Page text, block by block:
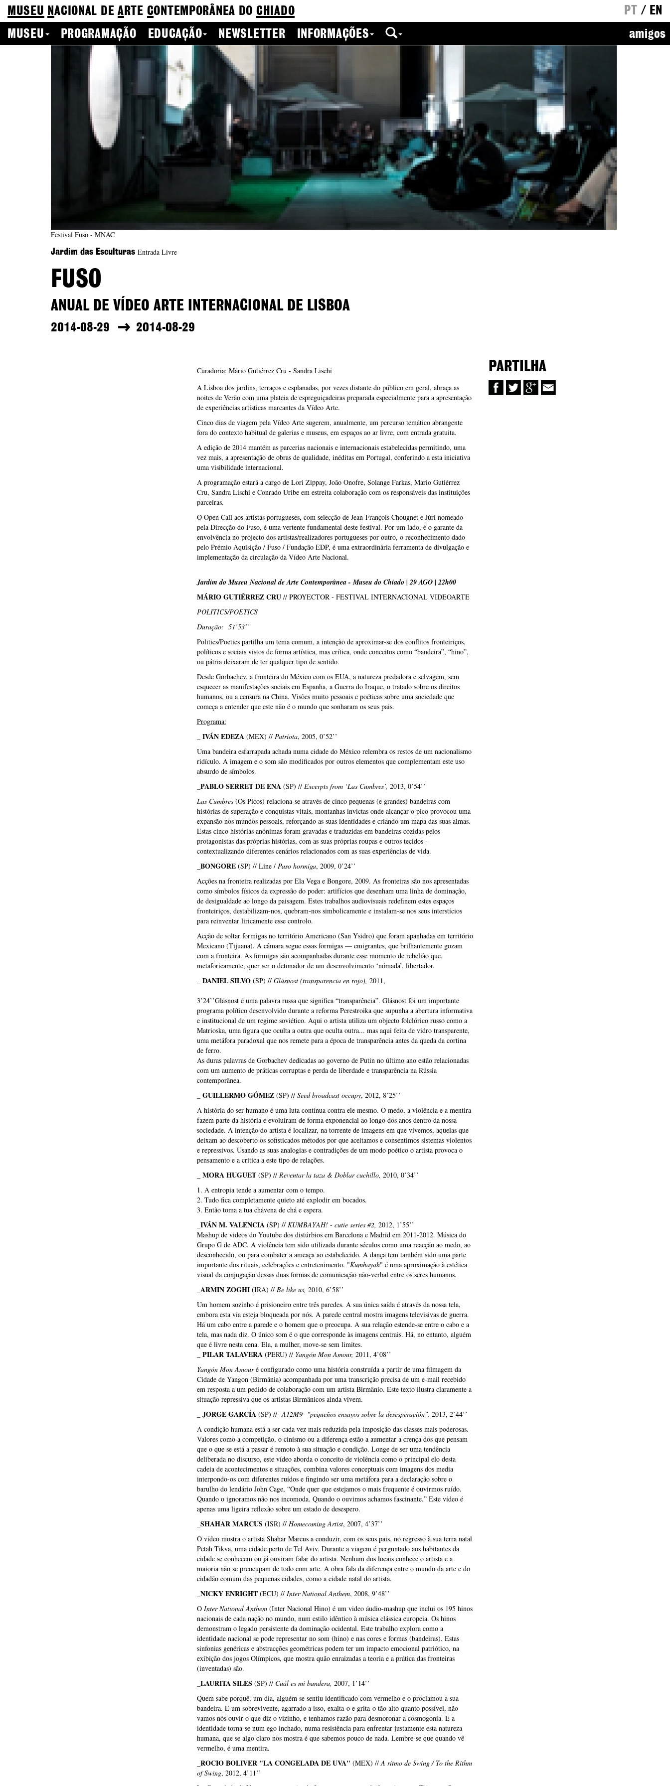
MUSEU NACIONAL DEA RTE CONTEMPORÂNEA DO CHIADO PT / EN
MUSEU
PROGRAMAÇÃO EDUCAÇÃO NEWSLETTER INFORMAÇÕES amigos
Festival Fuso - MNAC
Jardim das Esculturas Entrada Livre
FUSO
ANUAL DE VÍDEO ARTE INTERNACIONAL DE LISBOA
2014-08-29 2014-08-29
Curadoria: Mário Gutiérrez Cru - Sandra Lischi
A Lisboa dos jardins, terraços e esplanadas, por vezes distante do público em geral, abraça as
noites de Verão com uma plateia de espreguiçadeiras preparada especialmente para a apresentação
de experiências artísticas marcantes da Vídeo Arte.
Cinco dias de viagem pela Vídeo Arte sugerem, anualmente, um percurso temático abrangente
fora do contexto habitual de galerias e museus, em espaços ao ar livre, com entrada gratuita.
A edição de 2014 mantém as parcerias nacionais e internacionais estabelecidas permitindo, uma
vez mais, a apresentação de obras de qualidade, inéditas em Portugal, conferindo a esta iniciativa
uma visibilidade internacional.
A programação estará a cargo de Lori Zippay, João Onofre, Solange Farkas, Mario Gutiérrez
Cru, Sandra Lischi e Conrado Uribe em estreita colaboração com os responsáveis das instituições
parceiras.
O Open Call aos artistas portugueses, com selecção de Jean-François Chougnet e Júri nomeado
pela Direcção do Fuso, é uma vertente fundamental deste festival. Por um lado, é o garante da
envolvência no projecto dos artistas/realizadores portugueses por outro, o reconhecimento dado
pelo Prémio Aquisição / Fuso / Fundação EDP, é uma extraordinária ferramenta de divulgação e
implementação da circulação da Vídeo Arte Nacional.
Jardim doMuseu Nacional de Arte Contemporânea - Museu do Chiado |29 AGO | 22h00
MÁRIO GUTIÉRREZ CRU // PROYECTOR - FESTIVAL INTERNACIONAL VIDEOARTE
POLITICS/POETICS
Duração: 51’53’’
Politics/Poetics partilha um tema comum, a intenção de aproximar-se dos conflitos fronteiriços,
políticos e sociais vistos de forma artística, mas crítica, onde conceitos como “bandeira”, “hino”,
ou pátria deixaram de ter qualquer tipo de sentido.
Desde Gorbachev, a fronteira do México com os EUA, a natureza predadora e selvagem, sem
esquecer as manifestações sociais em Espanha, a Guerra do Iraque, o tratado sobre os direitos
humanos, ou a censura na China. Visões muito pessoais e poéticas sobre uma sociedade que
começa a entender que este não é o mundo que sonharam os seus pais.
Programa:
_ IVÁN EDEZA(MEX) // Patriota, 2005, 0’52’’
Uma bandeira esfarrapada achada numa cidade do México relembra os restos de um nacionalismo
ridículo. A imagem e o som são modificados por outros elementos que complementam este uso
absurdo de símbolos.
_PABLO SERRET DE ENA(SP) // Excerpts from ‘Las Cumbres’, 2013, 0’54’’
Las Cumbres(Os Picos) relaciona-se através de cinco pequenas (e grandes) bandeiras com
histórias de superação e conquistas vitais, montanhas invictas onde alcançar o pico provocou uma
expansão nos mundos pessoais, reforçando as suas identidades e criando um mapa das suas almas.
Estas cinco histórias anónimas foram gravadas e traduzidas em bandeiras cozidas pelos
protagonistas das próprias histórias, com as suas próprias roupas e outros tecidos -
contextualizando diferentes cenários relacionados com as suas experiências de vida.
_BONGORE(SP) // Line / Paso hormiga, 2009, 0’24’’
Acções na fronteira realizadas por Ela Vega e Bongore, 2009. As fronteiras são nos apresentadas
como símbolos físicos da expressão do poder: artifícios que desenham uma linha de dominação,
de desigualdade ao longo da paisagem. Estes trabalhos audiovisuais redefinem estes espaços
fronteiriços, destabilizam-nos, quebram-nos simbolicamente e instalam-se nos seus interstícios
para reinventar liricamente esse controlo.
Acção de soltar formigas no território Americano (San Ysidro) que foram apanhadas em território
Mexicano (Tijuana). A câmara segue essas formigas — emigrantes, que brilhantemente gozam
com a fronteira. As formigas são acompanhadas durante esse momento de rebelião que,
metaforicamente, quer ser o detonador de um desenvolvimento ‘nómada’, libertador.
_ DANIEL SILVO(SP) // Glásnost (transparencia en rojo), 2011,
3’24’’Glásnost é uma palavra russa que significa “transparência”. Glásnost foi um importante
programa político desenvolvido durante a reforma Perestroika que supunha a abertura informativa
e institucional de um regime soviético. Aqui o artista utiliza um objecto folclórico russo como a
Matrioska, uma figura que oculta a outra que oculta outra... mas aqui feita de vidro transparente,
uma metáfora paradoxal que nos remete para a época de transparência antes da queda da cortina
de ferro.
As duras palavras de Gorbachev dedicadas ao governo de Putin no último ano estão relacionadas
com um aumento de práticas corruptas e perda de liberdade e transparência na Rússia
contemporânea.
_ GUILLERMO GÓMEZ(SP) // Seed broadcast occupy, 2012, 8’25’’
A história do ser humano é uma luta contínua contra ele mesmo. O medo, a violência e a mentira
fazem parte da história e evoluíram de forma exponencial ao longo dos anos dentro da nossa
sociedade. A intenção do artista é localizar, na torrente de imagens em que vivemos, aquelas que
deixam ao descoberto os sofisticados métodos por que aceitamos e consentimos sistemas violentos
e repressivos. Usando as suas analogias e contradições de um modo poético o artista provoca o
pensamento e a critica a este tipo de relações.
_ MORA HUGUET (SP) // Reventar la taza & Doblarcuchillo, 2010, 0’34’’
1. A entropia tende a aumentar com o tempo.
2. Tudo fica completamente quieto até explodir em bocados.
3. Então toma a tua chávena de chá e espera.
_IVÁN M. VALENCIA(SP) // KUMBAYAH! - cutie series #2, 2012, 1’55’’
Mashup de videos do Youtube dos distúrbios em Barcelona e Madrid em 2011-2012. Música do
Grupo G de ADC. A violência tem sido utilizada durante séculos como uma reacção ao medo, ao
desconhecido, ou para combater a ameaça ao estabelecido. A dança tem também sido uma parte
importante dos rituais, celebrações e entretenimento. "Kumbayah" é uma aproximação à estética
visual da conjugação dessas duas formas de comunicação não-verbal entre os seres humanos.
_ARMIN ZOGHI(IRA) // Be like us, 2010, 6’58’’
Um homem sozinho é prisioneiro entre três paredes. A sua única saída é através da nossa tela,
embora esta via esteja bloqueada por nós. A parede central mostra imagens televisivas de guerra.
Há um cabo entre a parede e o homem que o preocupa. A sua relação estende-se entre o cabo e a
tela, mas nada diz. O único som é o que corresponde às imagens centrais. Há, no entanto, alguém
que é livre nesta cena. Ela, a mulher, move-se sem limites.
_ PILAR TALAVERA(PERU) // Yangón Mon Amour, 2011, 4’08’’
Yangón Mon Amouré configurado como uma história construída a partir de uma filmagem da
Cidade de Yangon (Birmânia) acompanhada por uma transcrição precisa de um e-mail recebido
em resposta a um pedido de colaboração com um artista Birmânio. Este texto ilustra claramente a
situação repressiva que os artistas Birmânicos ainda vivem.
_ JORGE GARCÍA(SP) // -A12M9- "pequeños ensayos sobre la desesperación", 2013, 2’44’’
A condição humana está a ser cada vez mais reduzida pela imposição das classes mais poderosas.
Valores como a competição, o cinismo ou a diferença estão a aumentar a crença dos que pensam
que o que se está a passar é remoto à sua situação e condição. Longe de ser uma tendência
deliberada no discurso, este vídeo aborda o conceito de violência como o principal elo desta
cadeia de acontecimentos e situações, combina valores conceptuais com imagens dos media
interpondo-os com diferentes ruídos e fingindo ser uma metáfora para a declaração sobre o
barulho do lendário John Cage, “Onde quer que estejamos o mais frequente é ouvirmos ruído.
Quando o ignoramos não nos incomoda. Quando o ouvimos achamos fascinante.” Este vídeo é
apenas uma ligeira reflexão sobre um estado de desespero.
_SHAHAR MARCUS (ISR) // Homecoming Artist, 2007, 4’37’’
O vídeo mostra o artista Shahar Marcus a conduzir, com os seus pais, no regresso à sua terra natal
Petah Tikva, uma cidade perto de Tel Aviv. Durante a viagem é perguntado aos habitantes da
cidade se conhecem ou já ouviram falar do artista. Nenhum dos locais conhece o artista e a
maioria não se preocupam de todo com arte. A obra fala da diferença entre o mundo da arte e do
cidadão comum das pequenas cidades, como a cidade natal do artista.
_NICKY ENRIGHT (ECU) // Inter National Anthem, 2008, 9’48’’
O Inter National Anthem(Inter Nacional Hino) é um video áudio-mashup que inclui os 195 hinos
nacionais de cada nação no mundo, num estilo idêntico à música clássica europeia. Os hinos
demonstram o legado persistente da dominação ocidental. Este trabalho explora como a
identidade nacional se pode representar no som (hino) e nas cores e formas (bandeiras). Estas
sinfonias genéricas e abstracções geométricas podem ter um impacto emocional patriótico, na
exibição dos jogos Olímpicos, que mostra quão enraizadas a teoria e a prática das fronteiras
(inventadas) são.
_LAURITA SILES (SP) // Cuál es mi bandera, 2007, 1’14’’
Quem sabe porquê, um dia, alguém se sentiu identificado com vermelho e o proclamou a sua
bandeira. E um sobrevivente, agarrado a isso, exalta-o e grita-o tão alto quanto possível, não
vamos nós ouvir o que diz o vizinho, e tenhamos razão para desmoronar a cosmogonia. E a
identidade torna-se num ego inchado, numa resistência para enfrentar justamente esta natureza
humana, que se algo claro nos mostra é que sabemos pouco de nada. Lembre-se que quando vê
vermelho, é uma mentira.
_ROCIO BOLIVER "LA CONGELADA DE UVA" (MEX) //A ritmo de Swing / To the Rithm
of Swing, 2012, 4’11’’
PARTILHA